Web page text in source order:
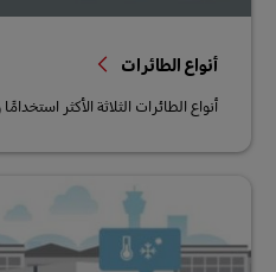
أنواع الطائرات
أنواع الطائرات الثلاثة الأكثر